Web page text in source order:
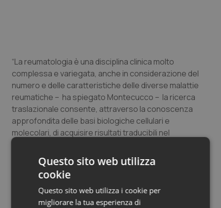
Tiroide
Tumore al seno
Tumore ovarico
Tumori del Polmone & Testa Collo
Tumori gastrointestinali
Ulcera & Reflusso
“La reumatologia è una disciplina clinica molto
complessa e variegata, anche in considerazione del
numero e delle caratteristiche delle diverse malattie
reumatiche – ha spiegato Montecucco – la ricerca
traslazionale consente, attraverso la conoscenza
approfondita delle basi biologiche cellulari e
molecolari, di acquisire risultati traducibili nel
malattie, in particolare per quanto concerne una
sempre maggiore personalizzazione delle cure”.
Questo sito web utilizza
cookie
Questo sito web utilizza i cookie per
migliorare la tua esperienza di